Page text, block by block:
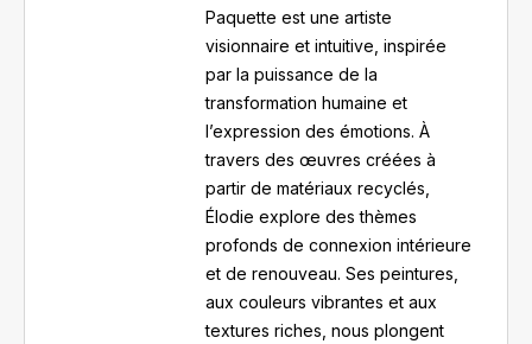
Paquette est une artiste
visionnaire et intuitive, inspirée
par la puissance de la
transformation humaine et
l’expression des émotions. À
travers des œuvres créées à
partir de matériaux recyclés,
Élodie explore des thèmes
profonds de connexion intérieure
et de renouveau. Ses peintures,
aux couleurs vibrantes et aux
textures riches, nous plongent